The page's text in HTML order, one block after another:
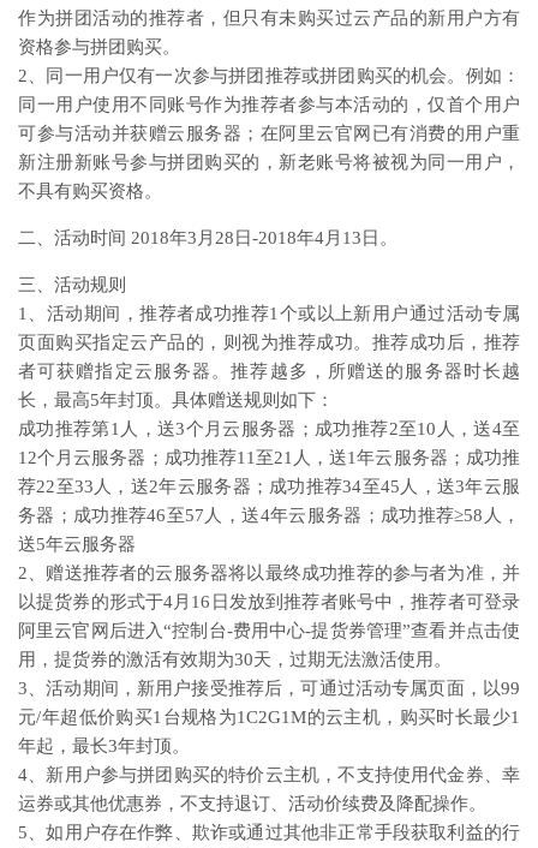
作为拼团活动的推荐者，但只有未购买过云产品的新用户方有
资格参与拼团购买。
2、同一用户仅有一次参与拼团推荐或拼团购买的机会。例如：
同一用户使用不同账号作为推荐者参与本活动的，仅首个用户
可参与活动并获赠云服务器；在阿里云官网已有消费的用户重
新注册新账号参与拼团购买的，新老账号将被视为同一用户，
不具有购买资格。
二、活动时间 2018年3月28日-2018年4月13日。
三、活动规则
1、活动期间，推荐者成功推荐1个或以上新用户通过活动专属
页面购买指定云产品的，则视为推荐成功。推荐成功后，推荐
者可获赠指定云服务器。推荐越多，所赠送的服务器时长越
长，最高5年封顶。具体赠送规则如下：
成功推荐第1人，送3个月云服务器；成功推荐2至10人，送4至
12个月云服务器；成功推荐11至21人，送1年云服务器；成功推
荐22至33人，送2年云服务器；成功推荐34至45人，送3年云服
务器；成功推荐46至57人，送4年云服务器；成功推荐≥58人，
送5年云服务器
2、赠送推荐者的云服务器将以最终成功推荐的参与者为准，并
以提货券的形式于4月16日发放到推荐者账号中，推荐者可登录
阿里云官网后进入“控制台-费用中心-提货券管理”查看并点击使
用，提货券的激活有效期为30天，过期无法激活使用。
3、活动期间，新用户接受推荐后，可通过活动专属页面，以99
元/年超低价购买1台规格为1C2G1M的云主机，购买时长最少1
年起，最长3年封顶。
4、新用户参与拼团购买的特价云主机，不支持使用代金券、幸
运券或其他优惠券，不支持退订、活动价续费及降配操作。
5、如用户存在作弊、欺诈或通过其他非正常手段获取利益的行